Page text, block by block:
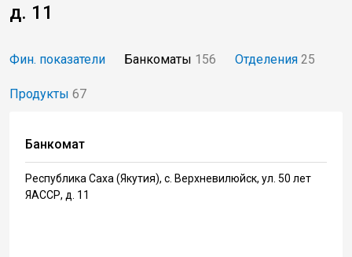
д. 11
Фин. показатели Банкоматы 156 Отделения 25
Продукты 67
Банкомат
Республика Саха (Якутия), с. Верхневилюйск, ул. 50 лет
ЯАССР, д. 11